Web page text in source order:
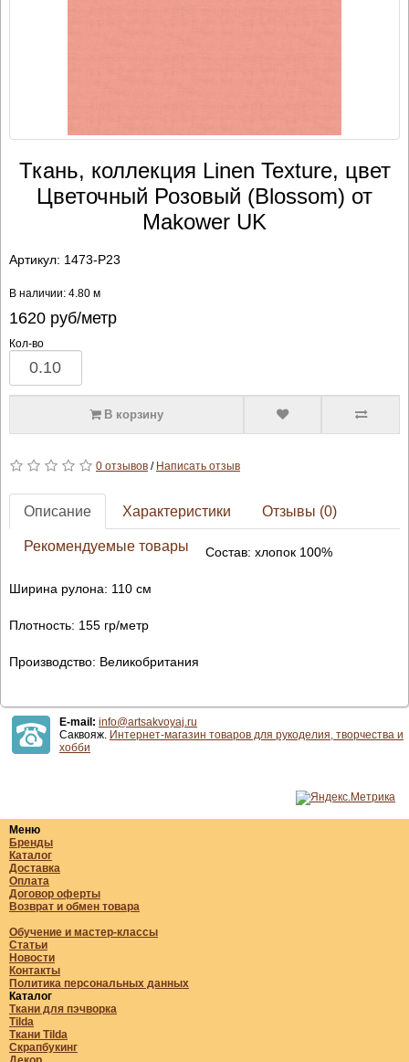
Ткань, коллекция Linen Texture, цвет
Цветочный Розовый (Blossom) от
Makower UK
Артикул: 1473-P23
В наличии: 4.80 м
1620руб/метр
Кол-во
В корзину
0 отзывов/ Написать отзыв
Описание Характеристики Отзывы (0)
Рекомендуемые товары Состав: хлопок 100%
Ширина рулона: 110 см
Плотность: 155 гр/метр
Производство: Великобритания
E-mail: info@artsakvoyaj.ru
Саквояж. Интернет-магазин товаров для рукоделия, творчества и
хобби
Меню
Бренды
Каталог
Доставка
Оплата
Договор оферты
Возврат и обмен товара
Обучение и мастер-классы
Статьи
Новости
Контакты
Политика персональных данных
Каталог
Ткани для пэчворка
Tilda
Ткани Tilda
Скрапбукинг